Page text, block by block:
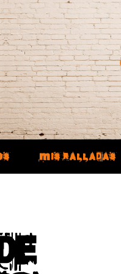
MIS RALLADAS